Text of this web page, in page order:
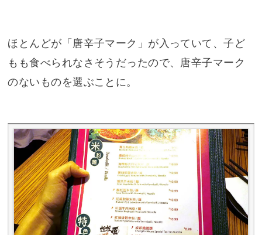
ほとんどが「唐辛子マーク」が入っていて、子ど
もも食べられなさそうだったので、唐辛子マーク
のないものを選ぶことに。